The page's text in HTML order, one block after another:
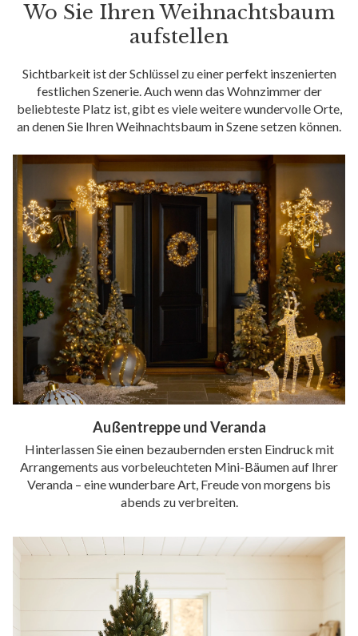
Wo Sie Ihren Weihnachtsbaum
aufstellen
Sichtbarkeit ist der Schlüssel zu einer perfekt inszenierten
festlichen Szenerie. Auch wenn das Wohnzimmer der
beliebteste Platz ist, gibt es viele weitere wundervolle Orte,
an denen Sie Ihren Weihnachtsbaum in Szene setzen können.
Außentreppe und Veranda
Hinterlassen Sie einen bezaubernden ersten Eindruck mit
Arrangements aus vorbeleuchteten Mini-Bäumen auf Ihrer
Veranda – eine wunderbare Art, Freude von morgens bis
abends zu verbreiten.